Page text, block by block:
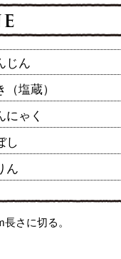
じん
（塩蔵）
にゃく
し
ん
さに切る。